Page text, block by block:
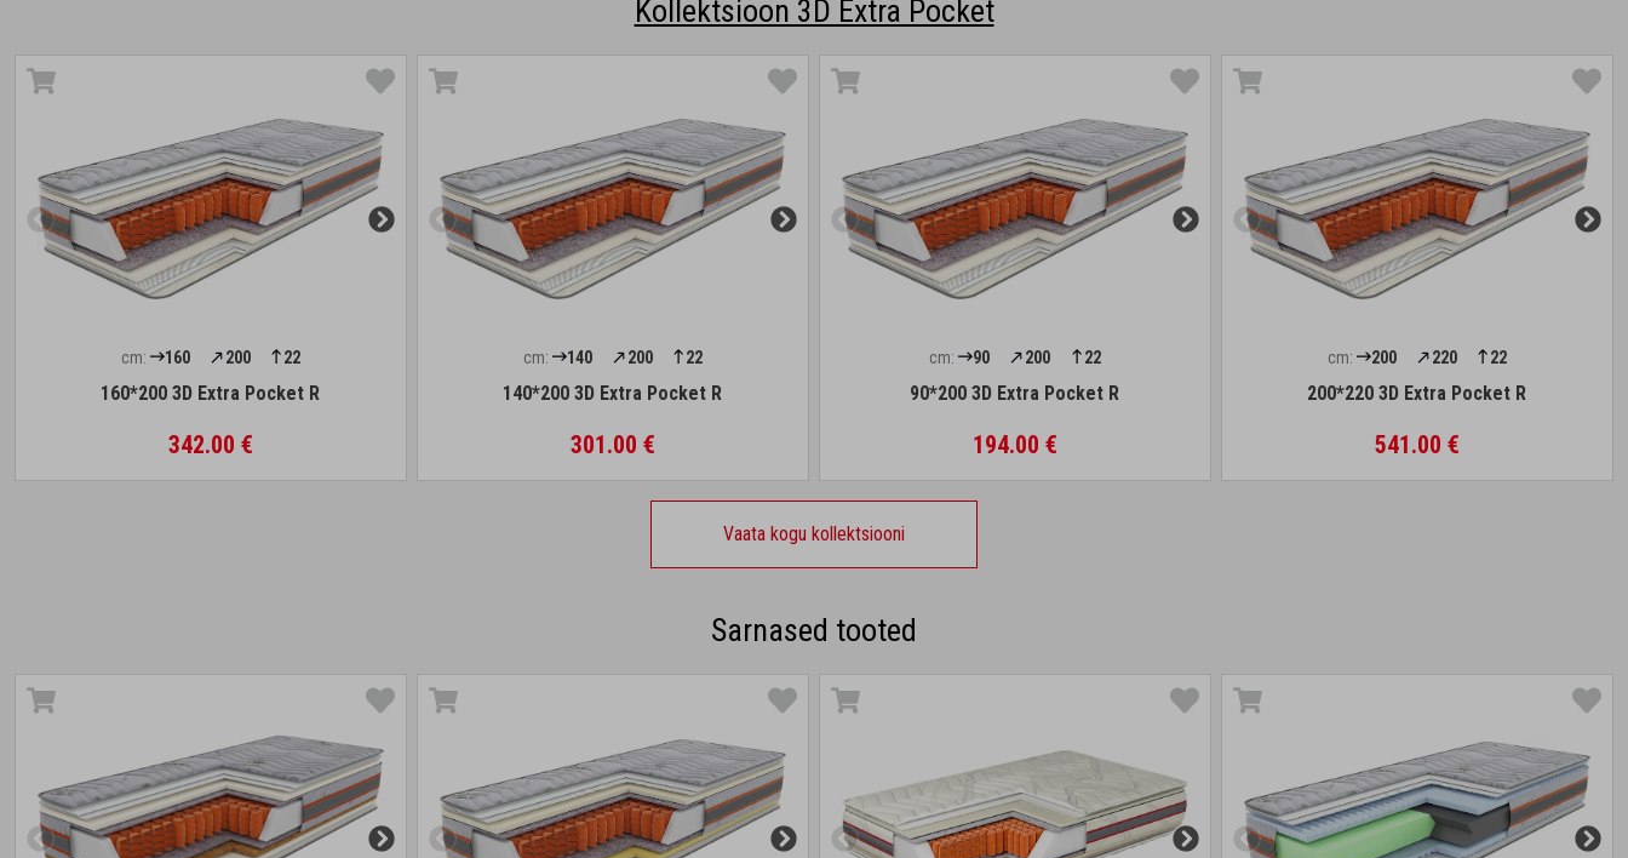
Kollektsioon 3D Extra Pocket
cm: 160 200 22
160*200 3D Extra Pocket R
342.00 €
cm: 140 200 22
140*200 3D Extra Pocket R
301.00 €
cm: 90 200 22
90*200 3D Extra Pocket R
194.00 €
cm: 200 220 22
200*220 3D Extra Pocket R
541.00 €
Vaata kogu kollektsiooni
Sarnased tooted